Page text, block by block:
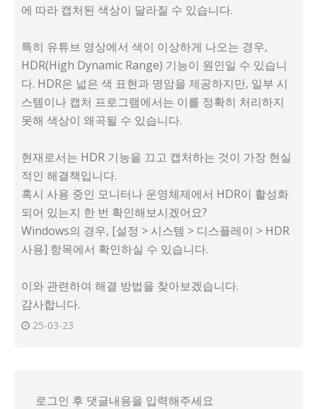
에 따라 캡처된 색상이 달라질 수 있습니다.
특히 유튜브 영상에서 색이 이상하게 나오는 경우,
HDR(High Dynamic Range) 기능이 원인일 수 있습니
다. HDR은 넓은 색 표현과 명암을 제공하지만, 일부 시
스템이나 캡처 프로그램에서는 이를 정확히 처리하지
못해 색상이 왜곡될 수 있습니다.
현재로서는 HDR 기능을 끄고 캡처하는 것이 가장 현실
적인 해결책입니다.
혹시 사용 중인 모니터나 운영체제에서 HDR이 활성화
되어 있는지 한 번 확인해보시겠어요?
Windows의 경우, [설정 > 시스템 > 디스플레이 > HDR
사용] 항목에서 확인하실 수 있습니다.
이와 관련하여 해결 방법을 찾아보겠습니다.
감사합니다.
25-03-23
로그인 후 댓글내용을 입력해주세요